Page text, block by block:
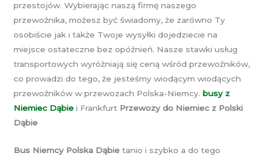
przestojów. Wybierając naszą firmę naszego
przewoźnika, możesz być świadomy, że zarówno Ty
osobiście jak i także Twoje wysyłki dojedziecie na
miejsce ostateczne bez opóźnień. Nasze stawki usług
transportowych wyróżniają się ceną wśród przewoźników,
co prowadzi do tego, że jesteśmy wiodącym wiodących
przewoźników w przewozach Polska-Niemcy. busy z
Niemiec Dąbie i Frankfurt Przewozy do Niemiec z Polski
Dąbie
Bus Niemcy Polska Dąbie tanio i szybko a do tego